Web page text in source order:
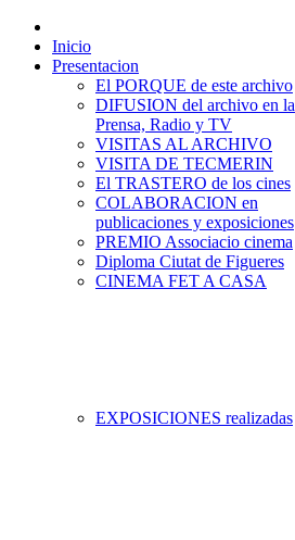
Inicio
Presentacion
El PORQUE de este archivo
DIFUSION del archivo en la
Prensa, Radio y TV
VISITAS AL ARCHIVO
VISITA DE TECMERIN
El TRASTERO de los cines
COLABORACION en
publicaciones y exposiciones
PREMIO Associacio cinema
Diploma Ciutat de Figueres
CINEMA FET A CASA
EXPOSICIONES realizadas